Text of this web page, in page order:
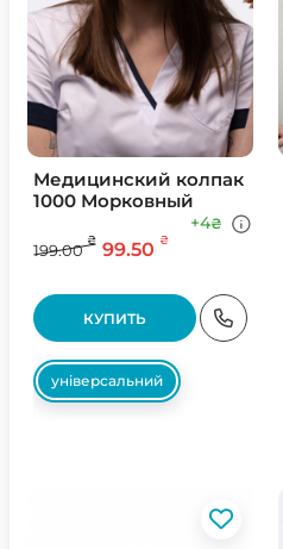
Медицинский колпак
1000 Морковный
199.00
₴ 99.50 ₴
+4₴
КУПИТЬ
універсальний